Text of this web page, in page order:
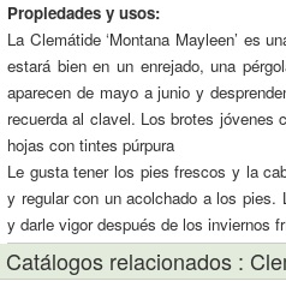
Propiedades y usos:
La Clemátide ‘Montana Mayleen’ es
estará bien en un enrejado, una
aparecen de mayo a junio y
recuerda al clavel. Los brotes jóvenes
hojas con tintes púrpura
Le gusta tener los pies frescos y la
y regular con un acolchado a los
y darle vigor después de los inviernos
Catálogos relacionados :